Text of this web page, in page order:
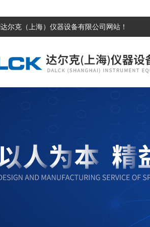
达尔克（上海）仪器设备有限公司 网站！